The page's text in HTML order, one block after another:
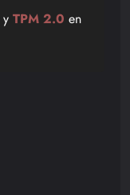
y TPM 2.0 en